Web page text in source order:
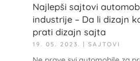
Najlepši sajtovi
industrije – Da li dizajn
prati dizajn sajta
19. 05. 2023. | SAJTOVI